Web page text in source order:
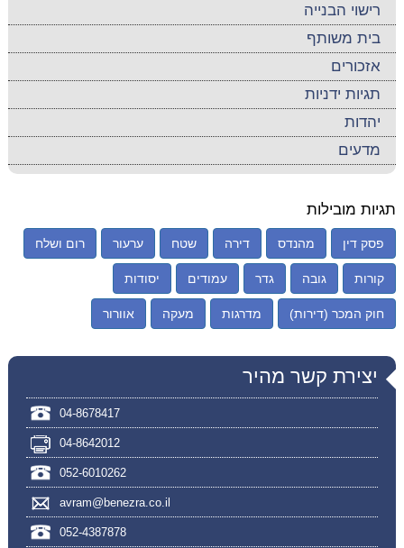
רישוי הבנייה
בית משותף
אזכורים
תגיות ידניות
יהדות
מדעים
תגיות מובילות
פסק דין מהנדס דירה שטח ערעור רום ושלח
קורות גובה גדר עמודים יסודות
חוק המכר (דירות) מדרגות מעקה אוורור
יצירת קשר מהיר
04-8678417
04-8642012
052-6010262
avram@benezra.co.il
052-4387878